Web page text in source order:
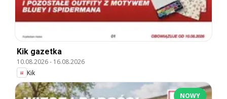
Kik gazetka
10.08.2026- 16.08.2026
Kik
NOWY